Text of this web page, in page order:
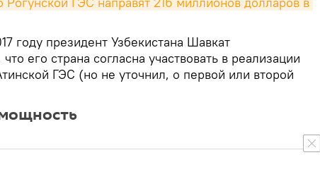
году президент Узбекистана Шавкат
его страна согласна участвовать в реализации
ГЭС (но не уточнил, о первой или второй